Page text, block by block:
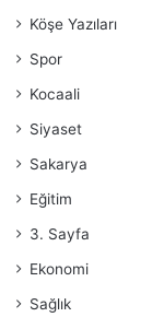
Köşe Yazıları
Spor
Kocaali
Siyaset
Sakarya
Eğitim
3. Sayfa
Ekonomi
Sağlık